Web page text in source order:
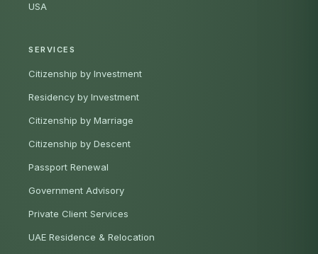
USA
SERVICES
Citizenship by Investment
Residency by Investment
Citizenship by Marriage
Citizenship by Descent
Passport Renewal
Government Advisory
Private Client Services
UAE Residence & Relocation